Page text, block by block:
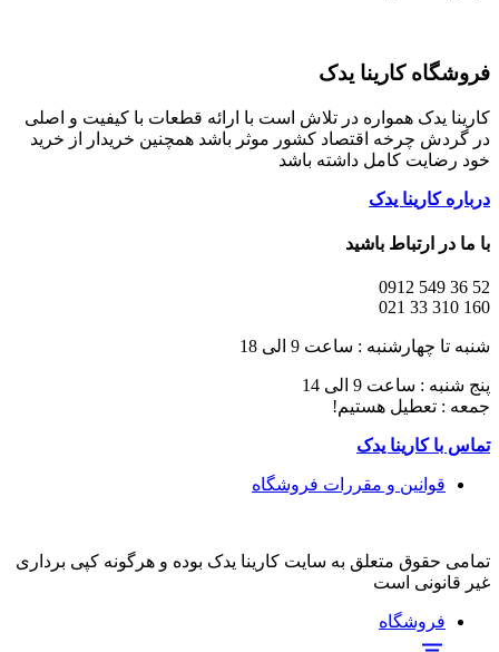
فروشگاه کارینا یدک
کارینا یدک همواره در تلاش است با ارائه قطعات با کیفیت و اصلی
در گردش چرخه اقتصاد کشور موثر باشد همچنین خریدار از خرید
خود رضایت کامل داشته باشد
درباره کارینا یدک
با ما در ارتباط باشید
52 36 549 0912
160 310 33 021
شنبه تا چهارشنبه : ساعت 9 الی 18
پنج شنبه : ساعت 9 الی 14
جمعه : تعطیل هستیم!
تماس با کارینا یدک
قوانین و مقررات فروشگاه
تمامی حقوق متعلق به سایت کارینا یدک بوده و هرگونه کپی برداری
غیر قانونی است
فروشگاه